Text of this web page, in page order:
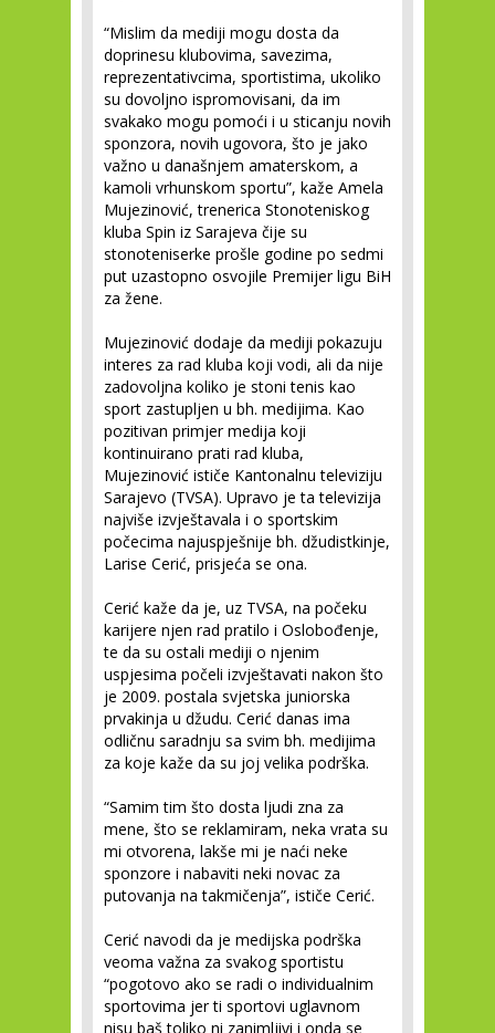
“Mislim da mediji mogu dosta da
doprinesu klubovima, savezima,
reprezentativcima, sportistima, ukoliko
su dovoljno ispromovisani, da im
svakako mogu pomoći i u sticanju novih
sponzora, novih ugovora, što je jako
važno u današnjem amaterskom, a
kamoli vrhunskom sportu”, kaže Amela
Mujezinović, trenerica Stonoteniskog
kluba Spin iz Sarajeva čije su
stonoteniserke prošle godine po sedmi
put uzastopno osvojile Premijer ligu BiH
za žene.
Mujezinović dodaje da mediji pokazuju
interes za rad kluba koji vodi, ali da nije
zadovoljna koliko je stoni tenis kao
sport zastupljen u bh. medijima. Kao
pozitivan primjer medija koji
kontinuirano prati rad kluba,
Mujezinović ističe Kantonalnu televiziju
Sarajevo (TVSA). Upravo je ta televizija
najviše izvještavala i o sportskim
počecima najuspješnije bh. džudistkinje,
Larise Cerić, prisjeća se ona.
Cerić kaže da je, uz TVSA, na počeku
karijere njen rad pratilo i Oslobođenje,
te da su ostali mediji o njenim
uspjesima počeli izvještavati nakon što
je 2009. postala svjetska juniorska
prvakinja u džudu. Cerić danas ima
odličnu saradnju sa svim bh. medijima
za koje kaže da su joj velika podrška.
“Samim tim što dosta ljudi zna za
mene, što se reklamiram, neka vrata su
mi otvorena, lakše mi je naći neke
sponzore i nabaviti neki novac za
putovanja na takmičenja”, ističe Cerić.
Cerić navodi da je medijska podrška
veoma važna za svakog sportistu
“pogotovo ako se radi o individualnim
sportovima jer ti sportovi uglavnom
nisu baš toliko ni zanimljivi i onda se